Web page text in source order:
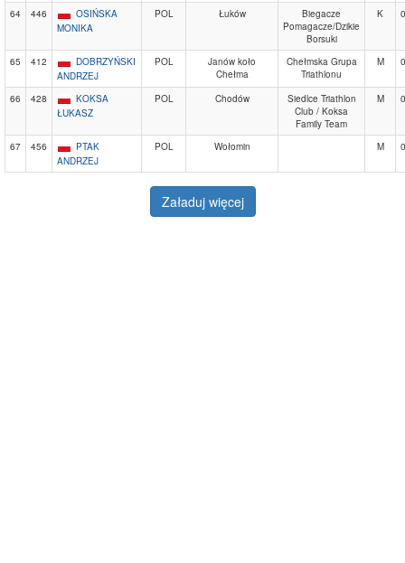
64 446
OSIŃSKA
MONIKA
POL Łuków
Biegacze
Pomagacze/Dzikie
Borsuki
K
65 412
DOBRZYŃSKI
ANDRZEJ
POL
Janów koło
Chełma
Chełmska Grupa
Triathlonu
M
66 428
KOKSA
ŁUKASZ
POL Chodów
Siedlce Triathlon
Club / Koksa
Family Team
M
67 456
PTAK
ANDRZEJ
POL Wołomin M
Załaduj więcej